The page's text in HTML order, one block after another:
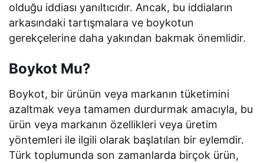
olduğu iddiası yanıltıcıdır. Ancak, bu iddiaların
arkasındaki tartışmalara ve boykotun
gerekçelerine daha yakından bakmak önemlidir.
Boykot Mu?
Boykot, bir ürünün veya markanın tüketimini
azaltmak veya tamamen durdurmak amacıyla, bu
ürün veya markanın özellikleri veya üretim
yöntemleri ile ilgili olarak başlatılan bir eylemdir.
Türk toplumunda son zamanlarda birçok ürün,